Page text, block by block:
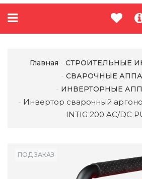
Главная
СТРОИТЕЛЬНЫЕ
СВАРОЧНЫЕ
ИНВЕРТОРНЫЕ
Инвертор сварочный
INTIG 200 AC/DC
ПОД ЗАКАЗ